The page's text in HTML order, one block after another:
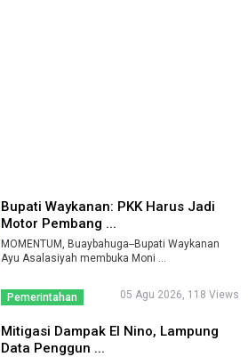
Bupati Waykanan: PKK Harus Jadi
Motor Pembang ...
MOMENTUM, Buaybahuga--Bupati Waykanan
Ayu Asalasiyah membuka Moni ...
Pemerintahan 05 Agu 2026, 118 Views
Mitigasi Dampak El Nino, Lampung
Data Penggun ...